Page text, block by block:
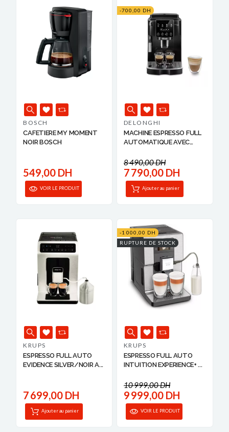
BOSCH
CAFETIERE MY MOMENT
NOIR BOSCH
549,00 DH
VOIR LE PRODUIT
-700,00 DH
DELONGHI
MACHINE ESPRESSO FULL
AUTOMATIQUE AVEC
8 490,00 DH
7 790,00 DH
Ajouter au panier
KRUPS
ESPRESSO FULL AUTO
EVIDENCE SILVER/NOIR A...
7 699,00 DH
Ajouter au panier
-1 000,00 DH
RUPTURE DE STOCK
KRUPS
ESPRESSO FULL AUTO
INTUITION EXPERIENCE+ ...
10 999,00 DH
9 999,00 DH
VOIR LE PRODUIT